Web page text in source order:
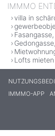
IMMMO
villa in
Lofts
IMMMO-APP